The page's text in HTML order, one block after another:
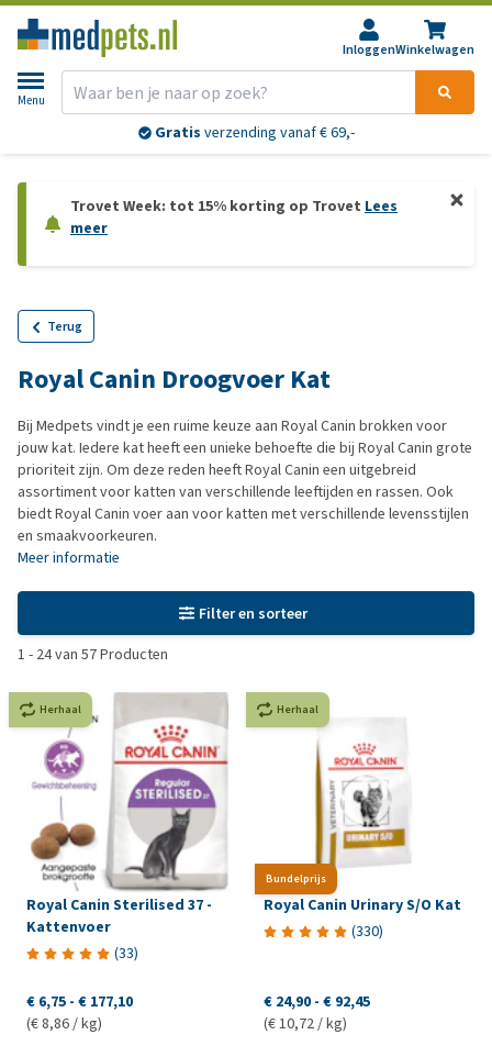
InloggenWinkelwagen
Menu
Gratis verzending vanaf € 69,-
Trovet Week: tot 15% korting op Trovet Lees
meer
Terug
Royal Canin Droogvoer Kat
Bij Medpets vindt je een ruime keuze aan Royal Canin brokken voor
jouw kat. Iedere kat heeft een unieke behoefte die bij Royal Canin grote
prioriteit zijn. Om deze reden heeft Royal Canin een uitgebreid
assortiment voor katten van verschillende leeftijden en rassen. Ook
biedt Royal Canin voer aan voor katten met verschillende levensstijlen
en smaakvoorkeuren.
Meer informatie
Filter en sorteer
1 - 24van 57Producten
Herhaal
Royal Canin Sterilised 37 -
Kattenvoer
(33)
€ 6,75 - € 177,10
(€ 8,86 / kg)
Bundelprijs
Herhaal
Royal Canin Urinary S/O Kat
(330)
€ 24,90 - € 92,45
(€ 10,72 / kg)